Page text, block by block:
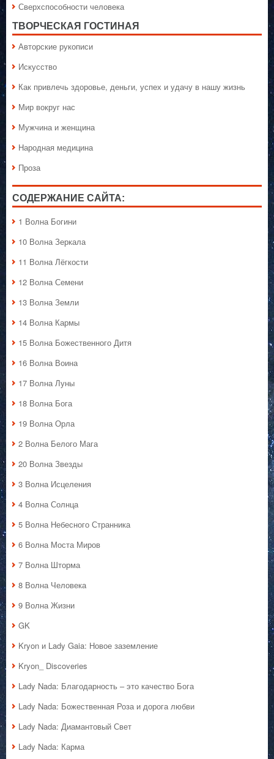
Сверхспособности человека
ТВОРЧЕСКАЯ ГОСТИНАЯ
Авторские рукописи
Искусство
Как привлечь здоровье, деньги, успех и удачу в нашу жизнь
Мир вокруг нас
Мужчина и женщина
Народная медицина
Проза
СОДЕРЖАНИЕ САЙТА:
1 Волна Богини
10 Волна Зеркала
11 Волна Лёгкости
12 Волна Семени
13 Волна Земли
14 Волна Кармы
15 Волна Божественного Дитя
16 Волна Воина
17 Волна Луны
18 Волна Бога
19 Волна Орла
2 Волна Белого Мага
20 Волна Звезды
3 Волна Исцеления
4 Волна Солнца
5 Волна Небесного Странника
6 Волна Моста Миров
7 Волна Шторма
8 Волна Человека
9 Волна Жизни
GK
Kryon и Lady Gaia: Новое заземление
Kryon_ Discoveries
Lady Nada: Благодарность – это качество Бога
Lady Nada: Божественная Роза и дорога любви
Lady Nada: Диамантовый Свет
Lady Nada: Карма